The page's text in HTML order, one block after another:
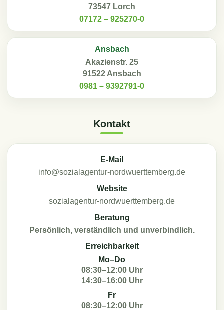
73547 Lorch
07172 – 925270-0
Ansbach
Akazienstr. 25
91522 Ansbach
0981 – 9392791-0
Kontakt
E-Mail
info@sozialagentur-nordwuerttemberg.de
Website
sozialagentur-nordwuerttemberg.de
Beratung
Persönlich, verständlich und unverbindlich.
Erreichbarkeit
Mo–Do
08:30–12:00 Uhr
14:30–16:00 Uhr
Fr
08:30–12:00 Uhr